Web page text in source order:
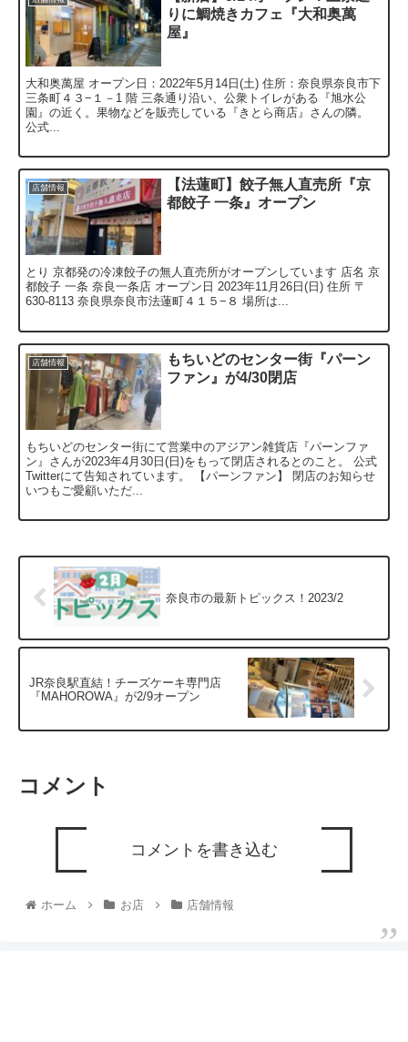
りに鯛焼きカフェ『大和奥萬
屋』
大和奥萬屋 オープン日：2022年5月14日(土) 住所：奈良県奈良市下
三条町４３−１－1 階 三条通り沿い、公衆トイレがある『旭水公
園』の近く。果物などを販売している『きとら商店』さんの隣。
公式...
店舗情報
【法蓮町】餃子無人直売所『京
都餃子 一条』オープン
とり 京都発の冷凍餃子の無人直売所がオープンしています 店名 京
都餃子 一条 奈良一条店 オープン日 2023年11月26日(日) 住所 〒
630-8113 奈良県奈良市法蓮町４１５−８ 場所は...
店舗情報
もちいどのセンター街『パーン
ファン』が4/30閉店
もちいどのセンター街にて営業中のアジアン雑貨店『パーンファ
ン』さんが2023年4月30日(日)をもって閉店されるとのこと。 公式
Twitterにて告知されています。 【パーンファン】 閉店のお知らせ
いつもご愛顧いただ...
奈良市の最新トピックス！2023/2
JR奈良駅直結！チーズケーキ専門店
『MAHOROWA』が2/9オープン
コメント
コメントを書き込む
ホーム お店 店舗情報